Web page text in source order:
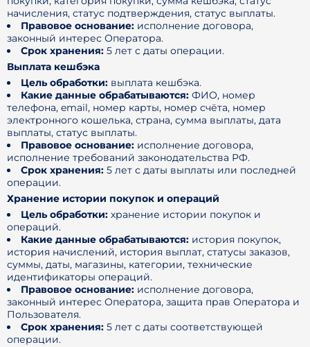
начисления, статус подтверждения, статус выплаты.
Правовое основание: исполнение договора,
законный интерес Оператора.
Срок хранения: 5 лет с даты операции.
Выплата кешбэка
Цель обработки: выплата кешбэка.
Какие данные обрабатываются: ФИО, номер
телефона, email, номер карты, номер счёта, номер
электронного кошелька, страна, сумма выплаты, дата
выплаты, статус выплаты.
Правовое основание: исполнение договора,
исполнение требований законодательства РФ.
Срок хранения: 5 лет с даты выплаты или последней
операции.
Хранение истории покупок и операций
Цель обработки: хранение истории покупок и
операций.
Какие данные обрабатываются: история покупок,
история начислений, история выплат, статусы заказов,
суммы, даты, магазины, категории, технические
идентификаторы операций.
Правовое основание: исполнение договора,
законный интерес Оператора, защита прав Оператора и
Пользователя.
Срок хранения: 5 лет с даты соответствующей
операции.